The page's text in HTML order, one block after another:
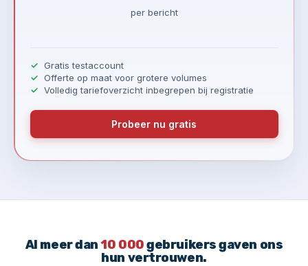
Al meer dan 10 000gebruikers gaven ons
hun vertrouwen.
per bericht
Gratis testaccount
Offerte op maat voor grotere volumes
Volledig tariefoverzicht inbegrepen bij registratie
Probeer nu gratis